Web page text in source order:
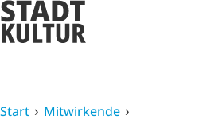
Start Mitwirkende